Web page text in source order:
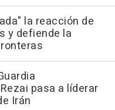
la reacción de
y defiende la
pasa a líderar
Irán